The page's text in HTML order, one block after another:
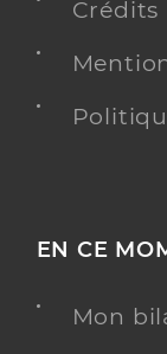
Crédits
EN CE
Mon